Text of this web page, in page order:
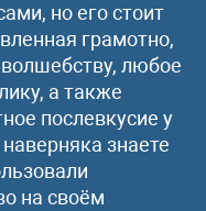
но его стоит
грамотно,
любое
а также
послевкусие у
знаете
на своём